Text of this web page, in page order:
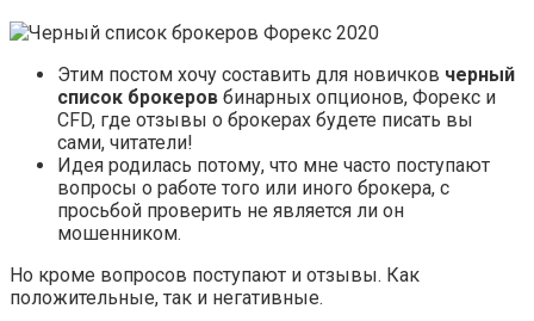
Этим постом хочу составить для новичков черный
список брокеров бинарных опционов, Форекс и
CFD, где отзывы о брокерах будете писать вы
сами, читатели!
Идея родилась потому, что мне часто поступают
вопросы о работе того или иного брокера, с
просьбой проверить не является ли он
мошенником.
Но кроме вопросов поступают и отзывы. Как
положительные, так и негативные.